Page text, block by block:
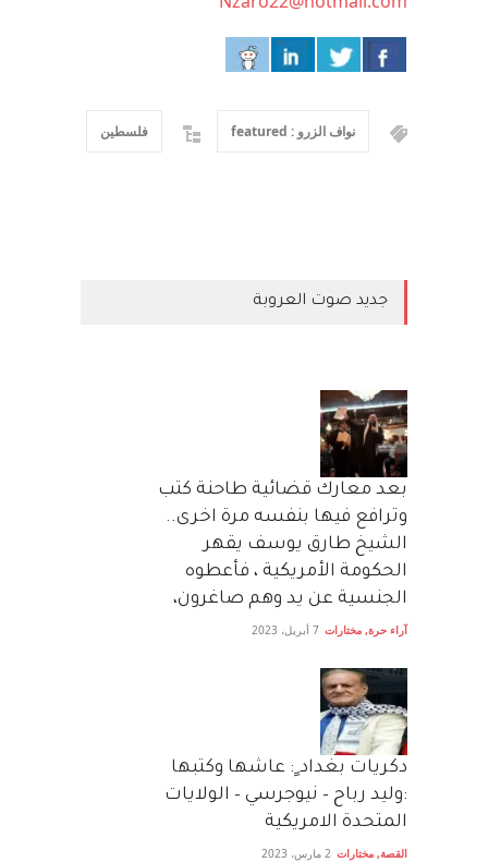
نواف الزرو : featured فلسطين
جديد صوت العروبة
بعد معارك قضائية طاحنة كتب
وترافع فيها بنفسه مرة اخرى..
الشيخ طارق يوسف يقهر
الحكومة الأمريكية ، فأعطوه
الجنسية عن يد وهم صاغرون،
آراء حرة, مختارات 7 أبريل، 2023
دكريات بغداد ٍ: عاشها وكتبها
:وليد رباح – نيوجرسي – الولايات
المتحدة الامريكية
القصة, مختارات 2 مارس، 2023